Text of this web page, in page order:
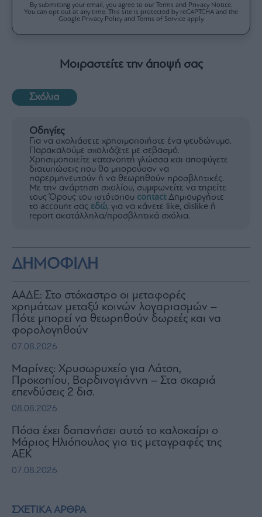
ΣΧΕΤΙΚΑ ΑΡΘΡΑ
By submitting your email, you agree to our Terms and Privacy Notice.
You can opt out at any time. This site is protected by reCAPTCHA and the
Google Privacy Policy and Terms of Service apply.
Μοιραστείτε την άποψή σας
Σχόλια
Οδηγίες
Για να σχολιάσετε χρησιμοποιήστε ένα ψευδώνυμο.
Παρακαλούμε σχολιάζετε με σεβασμό.
Χρησιμοποιείτε κατανοητή γλώσσα και αποφύγετε
διατυπώσεις που θα μπορούσαν να
παρερμηνευτούν ή να θεωρηθούν προσβλητικές.
Με την ανάρτηση σχολίου, συμφωνείτε να τηρείτε
τους Όρους του ιστότοπου contactΔημιουργήστε
το account σας εδώ, για να κάνετε like, dislike ή
report ακατάλληλα/προσβλητικά σχόλια.
ΔΗΜΟΦΙΛΗ
ΑΑΔΕ: Στο στόχαστρο οι μεταφορές
χρημάτων μεταξύ κοινών λογαριασμών –
Πότε μπορεί να θεωρηθούν δωρεές και να
φορολογηθούν
07.08.2026
Μαρίνες: Χρυσωρυχείο για Λάτση,
Προκοπίου, Βαρδινογιάννη – Στα σκαριά
επενδύσεις 2 δισ.
08.08.2026
Πόσα έχει δαπανήσει αυτό το καλοκαίρι ο
Μάριος Ηλιόπουλος για τις μεταγραφές της
ΑΕΚ
07.08.2026